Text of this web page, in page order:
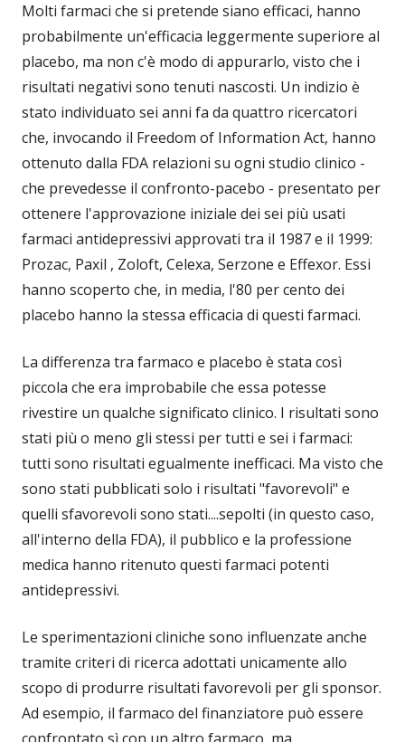
Molti farmaci che si pretende siano efficaci, hanno
probabilmente un'efficacia leggermente superiore al
placebo, ma non c'è modo di appurarlo, visto che i
risultati negativi sono tenuti nascosti. Un indizio è
stato individuato sei anni fa da quattro ricercatori
che, invocando il Freedom of Information Act, hanno
ottenuto dalla FDA relazioni su ogni studio clinico -
che prevedesse il confronto-pacebo - presentato per
ottenere l'approvazione iniziale dei sei più usati
farmaci antidepressivi approvati tra il 1987 e il 1999:
Prozac, Paxil , Zoloft, Celexa, Serzone e Effexor. Essi
hanno scoperto che, in media, l'80 per cento dei
placebo hanno la stessa efficacia di questi farmaci.
La differenza tra farmaco e placebo è stata così
piccola che era improbabile che essa potesse
rivestire un qualche significato clinico. I risultati sono
stati più o meno gli stessi per tutti e sei i farmaci:
tutti sono risultati egualmente inefficaci. Ma visto che
sono stati pubblicati solo i risultati "favorevoli" e
quelli sfavorevoli sono stati....sepolti (in questo caso,
all'interno della FDA), il pubblico e la professione
medica hanno ritenuto questi farmaci potenti
antidepressivi.
Le sperimentazioni cliniche sono influenzate anche
tramite criteri di ricerca adottati unicamente allo
scopo di produrre risultati favorevoli per gli sponsor.
Ad esempio, il farmaco del finanziatore può essere